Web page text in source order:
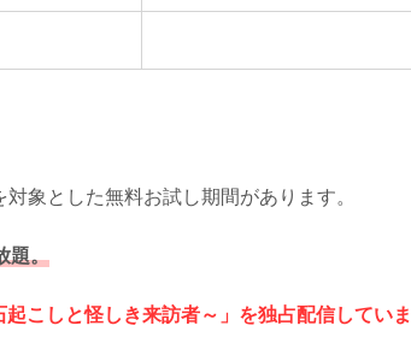
象とした無料お試し期間があります。
題。
こしと怪しき来訪者～」を独占配信していま